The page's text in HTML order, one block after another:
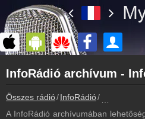
myonlineradio.hu
InfoRádió
Vissza az InfoRádió oldalára
Összes rádió InfoRádió
A InfoRádió archívumában